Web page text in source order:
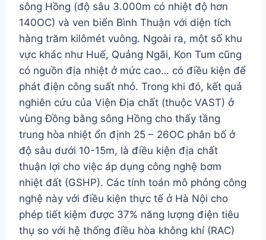
sông Hồng (độ sâu 3.000m có nhiệt độ hơn
140OC) và ven biển Bình Thuận với diện tích
hàng trăm kilômét vuông. Ngoài ra, một số khu
vực khác như Huế, Quảng Ngãi, Kon Tum cũng
có nguồn địa nhiệt ở mức cao… có điều kiện để
phát điện công suất nhỏ. Trong khi đó, kết quả
nghiên cứu của Viện Địa chất (thuộc VAST) ở
vùng Đồng bằng sông Hồng cho thấy tầng
trung hòa nhiệt ổn định 25 – 26OC phân bố ở
độ sâu dưới 10-15m, là điều kiện địa chất
thuận lợi cho việc áp dụng công nghệ bơm
nhiệt đất (GSHP). Các tính toán mô phỏng công
nghệ này với điều kiện thực tế ở Hà Nội cho
phép tiết kiệm được 37% năng lượng điện tiêu
thụ so với hệ thống điều hòa không khí (RAC)